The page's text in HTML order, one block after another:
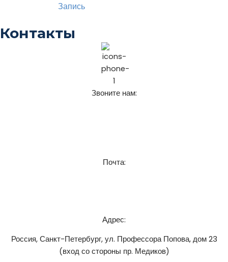
Запись
Контакты
Звоните нам:
Почта:
Адрес:
Россия, Санкт-Петербург, ул. Профессора Попова, дом 23
(вход со стороны пр. Медиков)